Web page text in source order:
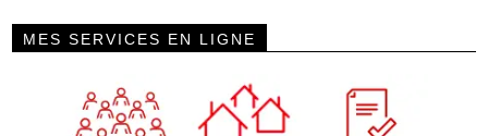
MES SERVICES EN LIGNE